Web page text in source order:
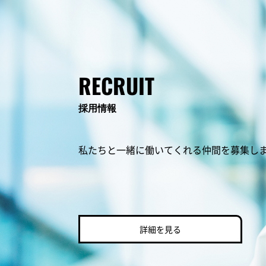
RECRUIT
採用情報
私たちと一緒に働いてくれる仲間を募集し
詳細を見る